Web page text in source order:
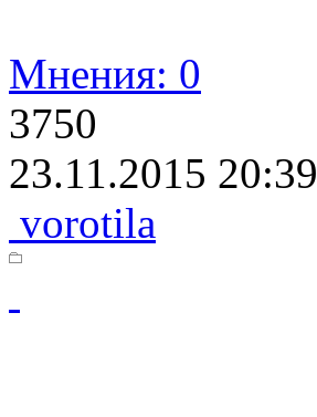
Мнения: 0
3750
23.11.2015 20:39
vorotila